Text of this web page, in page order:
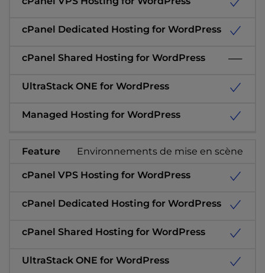
Environnements de mise en scène